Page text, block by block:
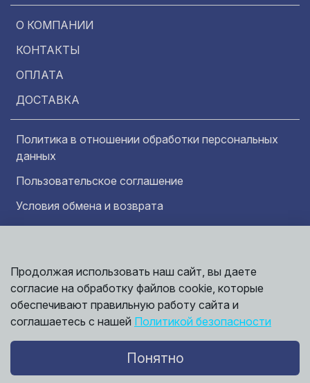
О КОМПАНИИ
КОНТАКТЫ
ОПЛАТА
ДОСТАВКА
Политика в отношении обработки персональных
данных
Пользовательское соглашение
Условия обмена и возврата
©
Информация представленная на сайте
носит исключительно ознакомительный
характер и ни при каких условиях не может
считаться публичной офертой. Точные
сведения о ценах, условиях продажи и
Политика конфиденциальности
Продолжая использовать наш сайт, вы даете
согласие на обработку файлов cookie, которые
обеспечивают правильную работу сайта и
соглашаетесь с нашей Политикой безопасности
Понятно